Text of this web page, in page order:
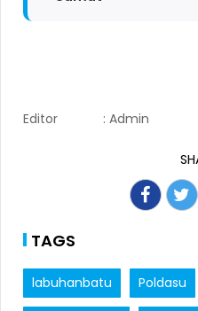
Editor : Admin
TAGS
labuhanbatu Poldasu